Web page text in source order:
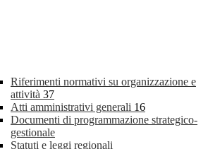
Riferimenti normativi su organizzazione e
attività 37
Atti amministrativi generali 16
Documenti di programmazione strategico-
gestionale
Statuti e leggi regionali